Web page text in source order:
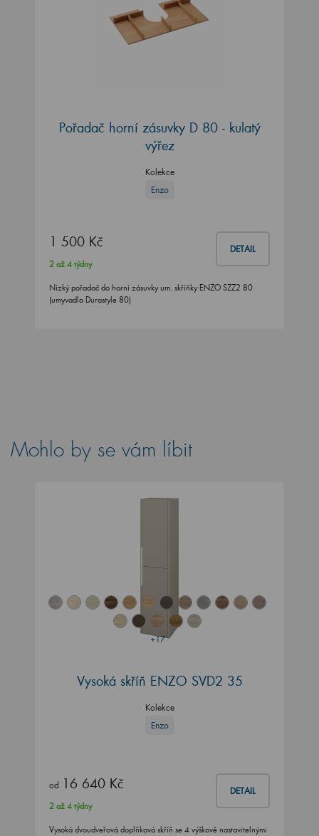
Pořadač horní zásuvky D 80 - kulatý
výřez
Kolekce
Enzo
1 500 Kč DETAIL
2 až 4 týdny
Nízký pořadač do horní zásuvky um. skříňky ENZO SZZ2 80
(umyvadlo Durastyle 80)
Mohlo by se vám líbit
+17
Vysoká skříň ENZO SVD2 35
Kolekce
Enzo
od 16 640 Kč DETAIL
2 až 4 týdny
Vysoká dvoudveřová doplňková skříň se 4 výškově nastavitelnými